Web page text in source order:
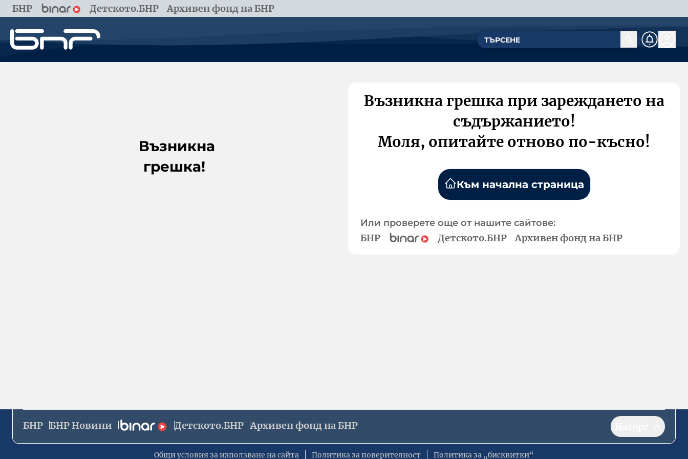
БНР Детското.БНР Архивен фонд на БНР
Възникна
грешка!
Възникна грешка при зареждането на
съдържанието!
Моля, опитайте отново по-късно!
Към начална страница
Или проверете още от нашите сайтове:
БНР Детското.БНР Архивен фонд на БНР
БНР БНР Новини Детското.БНР Архивен фонд на БНР
Общи условия за използване на сайта Политика за поверителност Политика за „бисквитки“